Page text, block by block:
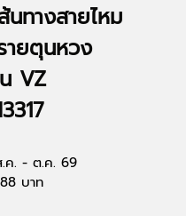
นทางสายไหม
ายตุนหวง
VZ
.ค. - ต.ค. 69
บาท